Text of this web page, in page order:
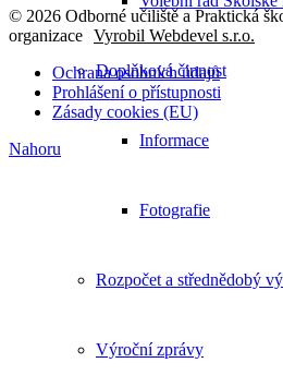
Doplňková činnost
Informace
Fotografie
Rozpočet a střednědobý
Výroční zprávy
© 2026 Odborné učiliště a Praktická
organizace Vyrobil Webdevel s.r.o.
Ochrana osobních údajů
Prohlášení o přístupnosti
Zásady cookies (EU)
Nahoru